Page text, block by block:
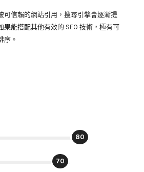
可信賴的網站引用，搜尋引擎會逐漸提
果能搭配其他有效的 SEO 技術，極有可
序。
80
70